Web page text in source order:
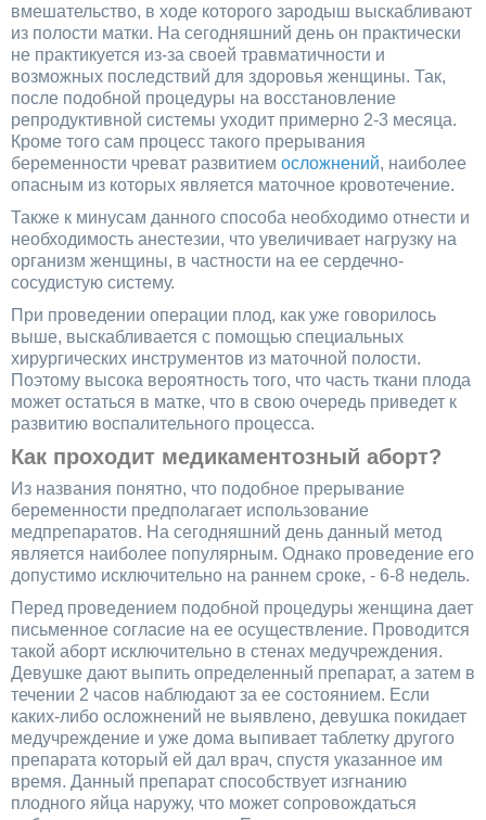
вмешательство, в ходе которого зародыш выскабливают
из полости матки. На сегодняшний день он практически
не практикуется из-за своей травматичности и
возможных последствий для здоровья женщины. Так,
после подобной процедуры на восстановление
репродуктивной системы уходит примерно 2-3 месяца.
Кроме того сам процесс такого прерывания
беременности чреват развитием осложнений, наиболее
опасным из которых является маточное кровотечение.
Также к минусам данного способа необходимо отнести и
необходимость анестезии, что увеличивает нагрузку на
организм женщины, в частности на ее сердечно-
сосудистую систему.
При проведении операции плод, как уже говорилось
выше, выскабливается с помощью специальных
хирургических инструментов из маточной полости.
Поэтому высока вероятность того, что часть ткани плода
может остаться в матке, что в свою очередь приведет к
развитию воспалительного процесса.
Как проходит медикаментозный аборт?
Из названия понятно, что подобное прерывание
беременности предполагает использование
медпрепаратов. На сегодняшний день данный метод
является наиболее популярным. Однако проведение его
допустимо исключительно на раннем сроке, - 6-8 недель.
Перед проведением подобной процедуры женщина дает
письменное согласие на ее осуществление. Проводится
такой аборт исключительно в стенах медучреждения.
Девушке дают выпить определенный препарат, а затем в
течении 2 часов наблюдают за ее состоянием. Если
каких-либо осложнений не выявлено, девушка покидает
медучреждение и уже дома выпивает таблетку другого
препарата который ей дал врач, спустя указанное им
время. Данный препарат способствует изгнанию
плодного яйца наружу, что может сопровождаться